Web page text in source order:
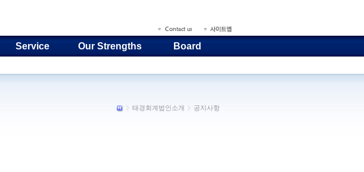
Service Our Strengths Board
태경회계법인소개 공지사항